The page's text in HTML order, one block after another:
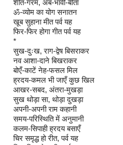
शीत-गरम, अब-भावी-बीता
ॐ-व्योम का योग सनातन
खूब सुहाना मीत पर्व यह
फिर-फिर होगा गीत पर्व यह
*
सुख-दुःख, राग-द्वेष बिसराकर
नव आशा-दाने बिखराकर
बोएँ-काटें नेह-फसल मिल
ह्रदय-कमल भी जाएँ कुछ खिल
आखर-सबद, अंतरा-मुखड़ा
सुख थोड़ा सा, थोड़ा दुखड़ा
अपनी-अपनी राम कहानी
समय-परिस्थिति में अनुमानी
कलम-सिपाही ह्रदय बसाएँ
चिर समृद्ध हो रीत, पर्व यह